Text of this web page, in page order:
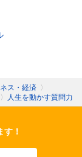
ス・経済 〉
〉 人生を動かす質問力
！